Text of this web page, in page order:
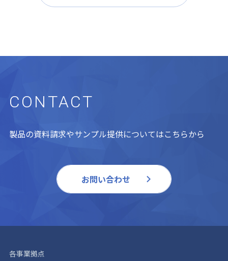
CONTACT
製品の資料請求やサンプル提供についてはこちらから
お問い合わせ
各事業拠点